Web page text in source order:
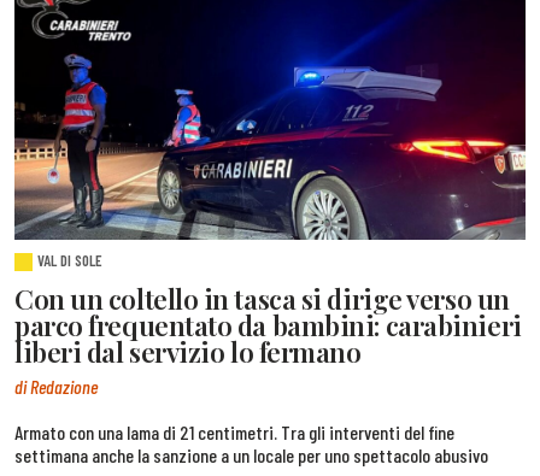
VAL DI SOLE
Con un coltello in tasca si dirige verso un
parco frequentato da bambini: carabinieri
liberi dal servizio lo fermano
di Redazione
Armato con una lama di 21 centimetri. Tra gli interventi del fine
settimana anche la sanzione a un locale per uno spettacolo abusivo